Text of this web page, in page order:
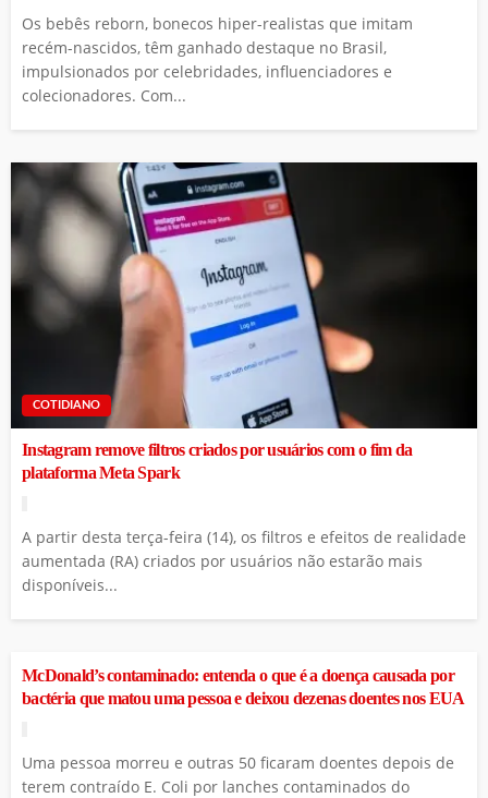
Os bebês reborn, bonecos hiper-realistas que imitam
recém-nascidos, têm ganhado destaque no Brasil,
impulsionados por celebridades, influenciadores e
colecionadores. Com...
COTIDIANO
Instagram remove filtros criados por usuários com o fim da
plataforma Meta Spark
A partir desta terça-feira (14), os filtros e efeitos de realidade
aumentada (RA) criados por usuários não estarão mais
disponíveis...
McDonald’s contaminado: entenda o que é a doença causada por
bactéria que matou uma pessoa e deixou dezenas doentes nos EUA
Uma pessoa morreu e outras 50 ficaram doentes depois de
terem contraído E. Coli por lanches contaminados do